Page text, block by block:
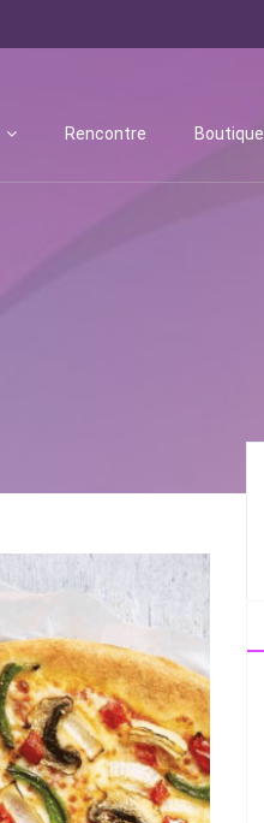
Rencontre Boutique